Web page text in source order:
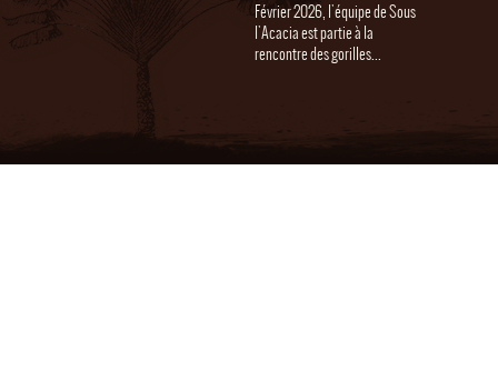
Février 2026, l'équipe de Sous
l'Acacia est partie à la
rencontre des gorilles...